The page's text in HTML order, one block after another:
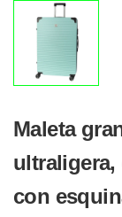
Maleta
ultraligera,
con